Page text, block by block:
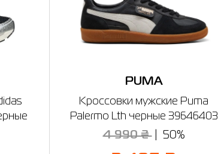
PUMA
Кроссовки мужские Puma
Palermo Lth черные 39646403
4 990 ₴ 50%